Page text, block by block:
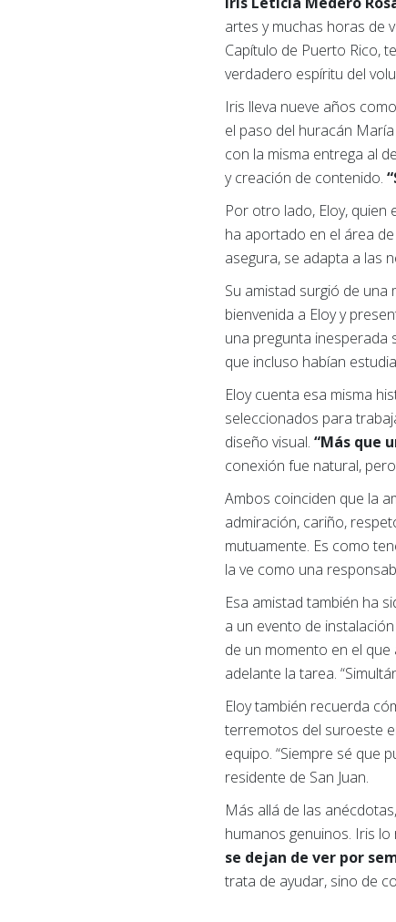
artes y muchas horas de
Capítulo de Puerto Rico,
verdadero espíritu del
Iris lleva nueve años
el paso del huracán
con la misma entrega al
y creación de contenido.
Por otro lado, Eloy,
ha aportado en el área
asegura, se adapta a las
Su amistad surgió de
bienvenida a Eloy y
una pregunta inesperada
que incluso habían
Eloy cuenta esa misma
seleccionados para
diseño visual.“Más que
conexión fue natural,
Ambos coinciden que la
admiración, cariño,
mutuamente. Es como
la ve como una
Esa amistad también ha
a un evento de
de un momento en el
adelante la tarea.
Eloy también recuerda
terremotos del suroeste
equipo. “Siempre sé que
residente de San Juan.
Más allá de las
humanos genuinos. Iris
se dejan de ver por
trata de ayudar, sino de